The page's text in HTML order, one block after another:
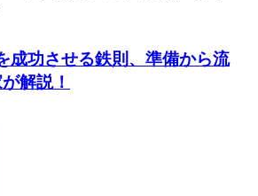
功させる鉄則、準備から流
解説！